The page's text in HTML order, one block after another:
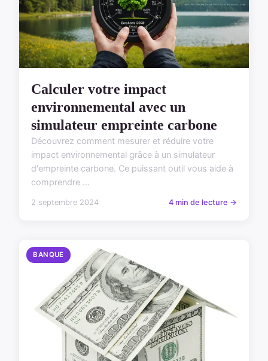
Calculer votre impact
environnemental avec un
simulateur empreinte carbone
Découvrez comment mesurer et réduire votre
impact environnemental grâce à un simulateur
d'empreinte carbone. Ce puissant outil vous aide à
comprendre ...
2 septembre 2024 4 min de lecture →
BANQUE